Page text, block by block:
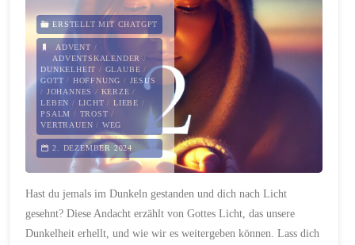
ERSTELLT MIT CHATGPT
ADVENT /
ADVENTSKALENDER /
DUNKELHEIT / GLAUBE /
GOTT / HOFFNUNG / JESUS
/ JOHANNES / KERZE /
LEBEN / LICHT / LIEBE /
PSALM / TROST /
VERTRAUEN / WEG
2. DEZEMBER 2024
Hast du jemals im Dunkeln gestanden und dich nach Licht
gesehnt? Diese Andacht erzählt von Gottes Licht, das unsere
Dunkelheit erhellt, und wie wir es weitergeben können. Lass dich